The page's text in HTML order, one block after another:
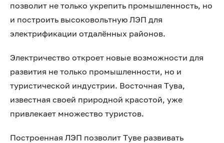
позволит не только укрепить промышленность, но
и построить высоковольтную ЛЭП для
электрификации отдалённых районов.
Электричество откроет новые возможности для
развития не только промышленности, но и
туристической индустрии. Восточная Тува,
известная своей природной красотой, уже
привлекает множество туристов.
Построенная ЛЭП позволит Туве развивать